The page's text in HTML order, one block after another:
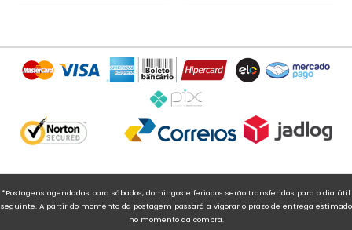
*Postagens agendadas para sábados, domingos e feriados serão transferidas para o dia útil
seguinte. A partir do momento da postagem passará a vigorar o prazo de entrega estimado
no momento da compra.